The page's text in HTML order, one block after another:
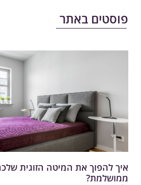
באתר
להפוך את המיטה הזוגית שלכם